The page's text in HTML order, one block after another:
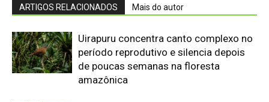
ARTIGOS RELACIONADOS Mais do autor
Uirapuru concentra canto complexo no
período reprodutivo e silencia depois
de poucas semanas na floresta
amazônica